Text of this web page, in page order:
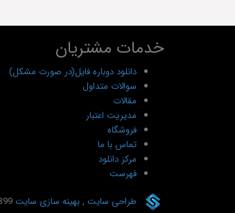
خدمات مشتریان
دانلود دوباره فایل(در صورت مشکل)
سوالات متداول
مقالات
مدیریت اعتبار
فروشگاه
تماس با ما
مرکز دانلود
فهرست
طراحی سایت ,بهینه سازی سایت